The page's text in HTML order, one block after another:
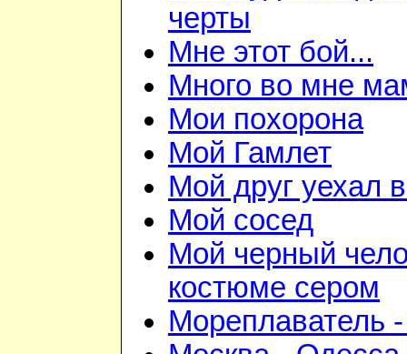
черты
Мне этот бой...
Много во мне
Мои похорона
Мой Гамлет
Мой друг уехал
Мой сосед
Мой черный
костюме сером
Мореплаватель